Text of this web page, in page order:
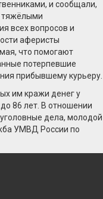
и сообщали,
тяжёлыми
всех вопросов и
аферисты
что помогают
потерпевшие
прибывшему курьеру.
им кражи денег у
86 лет. В отношении
дела, молодой
УМВД России по